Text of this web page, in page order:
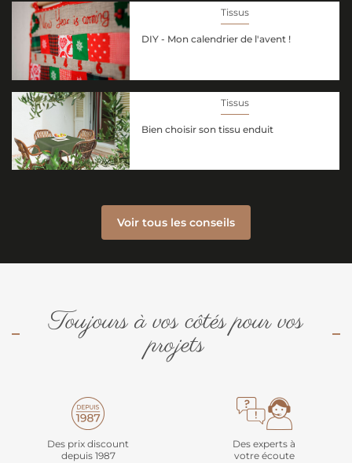
Tissus
DIY - Mon calendrier de l'avent !
Tissus
Bien choisir son tissu enduit
Voir tous les conseils
Toujours à vos côtés pour vos
projets
Des prix discount
depuis 1987
Des experts à
votre écoute